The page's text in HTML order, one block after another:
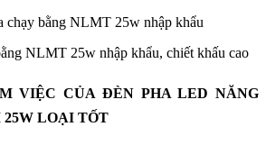
VIỆC CỦA ĐÈN PHA LED NĂNG
LOẠI TỐT